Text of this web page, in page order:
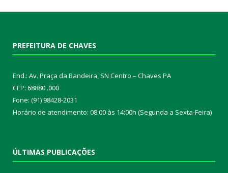
PREFEITURA DE CHAVES
End.: Av. Praça da Bandeira, SN Centro – Chaves PA
CEP: 68880 .000
Fone: (91) 98428-2031
Horário de atendimento: 08:00 às 14:00h (Segunda a Sexta-Feira)
ÚLTIMAS PUBLICAÇÕES